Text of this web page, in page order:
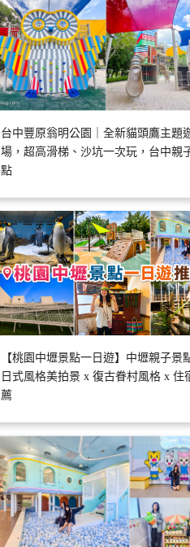
台中豐原翁明公園｜全新貓頭鷹主題
場，超高滑梯、沙坑一次玩，台中親
點
【桃園中壢景點一日遊】中壢親子景
日式風格美拍景 x 復古眷村風格 x 住
薦